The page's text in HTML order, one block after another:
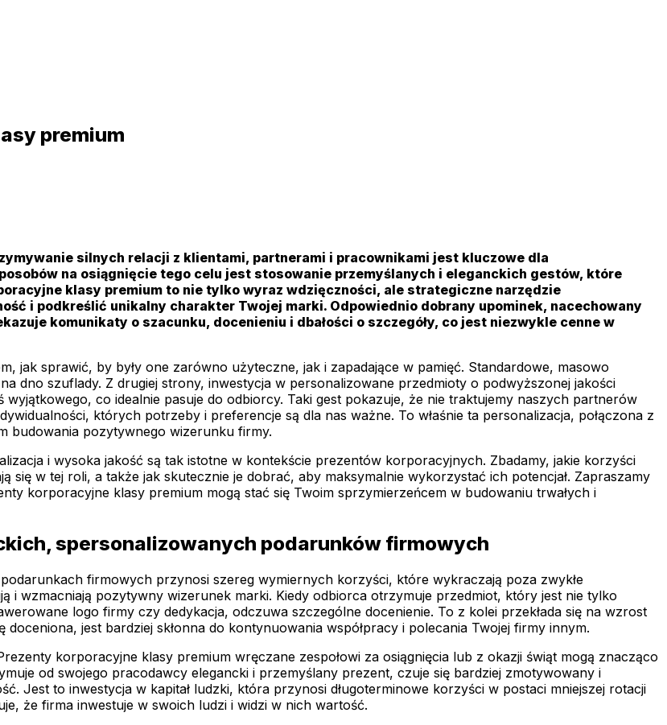
premium
silnych relacji z klientami, partnerami i pracownikami jest kluczowe dla
na osiągnięcie tego celu jest stosowanie przemyślanych i eleganckich gestów, które
klasy premium to nie tylko wyraz wdzięczności, ale strategiczne narzędzie
i podkreślić unikalny charakter Twojej marki. Odpowiednio dobrany upominek, nacechowany
komunikaty o szacunku, docenieniu i dbałości o szczegóły, co jest niezwykle cenne w
jak sprawić, by były one zarówno użyteczne, jak i zapadające w pamięć. Standardowe, masowo
dno szuflady. Z drugiej strony, inwestycja w personalizowane przedmioty o podwyższonej jakości
co idealnie pasuje do odbiorcy. Taki gest pokazuje, że nie traktujemy naszych partnerów
których potrzeby i preferencje są dla nas ważne. To właśnie ta personalizacja, połączona z
budowania pozytywnego wizerunku firmy.
i wysoka jakość są tak istotne w kontekście prezentów korporacyjnych. Zbadamy, jakie korzyści
się w tej roli, a także jak skutecznie je dobrać, aby maksymalnie wykorzystać ich potencjał. Zapraszamy
korporacyjne klasy premium mogą stać się Twoim sprzymierzeńcem w budowaniu trwałych i
spersonalizowanych podarunków firmowych
firmowych przynosi szereg wymiernych korzyści, które wykraczają poza zwykłe
i wzmacniają pozytywny wizerunek marki. Kiedy odbiorca otrzymuje przedmiot, który jest nie tylko
logo firmy czy dedykacja, odczuwa szczególne docenienie. To z kolei przekłada się na wzrost
jest bardziej skłonna do kontynuowania współpracy i polecania Twojej firmy innym.
korporacyjne klasy premium wręczane zespołowi za osiągnięcia lub z okazji świąt mogą znacząco
od swojego pracodawcy elegancki i przemyślany prezent, czuje się bardziej zmotywowany i
Jest to inwestycja w kapitał ludzki, która przynosi długoterminowe korzyści w postaci mniejszej rotacji
że firma inwestuje w swoich ludzi i widzi w nich wartość.